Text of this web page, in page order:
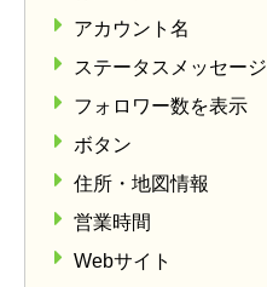
アカウント名
ステータスメッセージ
フォロワー数を表示
ボタン
住所・地図情報
営業時間
Webサイト